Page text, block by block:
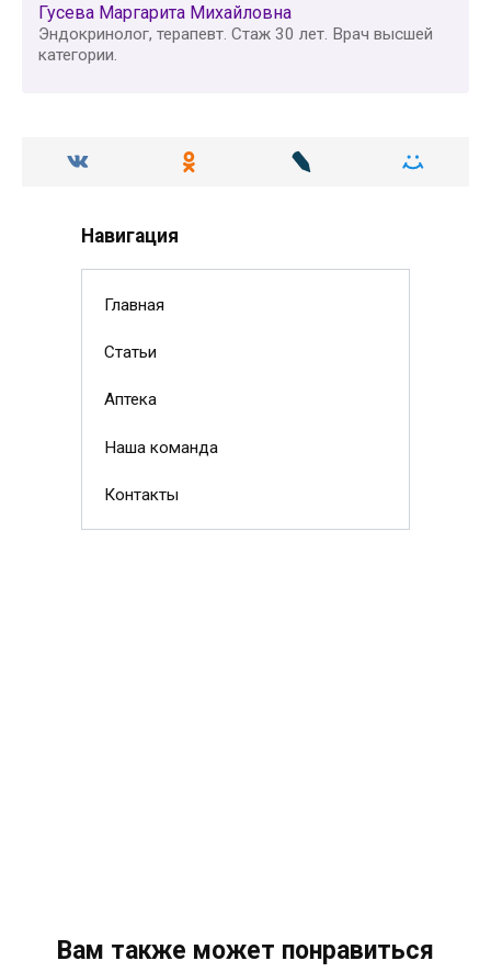
Гусева Маргарита Михайловна
Эндокринолог, терапевт. Стаж 30 лет. Врач высшей
категории.
Навигация
Главная
Статьи
Аптека
Наша команда
Контакты
Вам также может понравиться